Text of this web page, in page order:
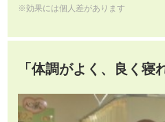
※効果には個人差があります
「体調がよく、良く寝